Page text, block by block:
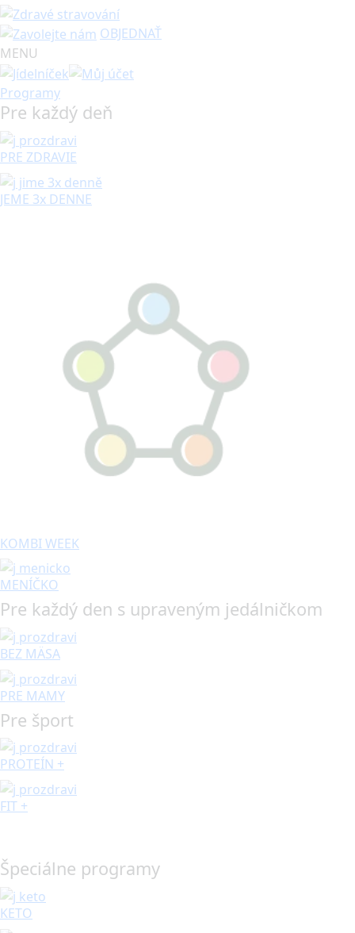
OBJEDNAŤ
MENU
Programy
Pre každý deň
PRE ZDRAVIE
JEME 3x DENNE
KOMBI WEEK
MENÍČKO
Pre každý den s upraveným jedálničkom
BEZ MÄSA
PRE MAMY
Pre šport
PROTEÍN +
FIT +
Špeciálne programy
KETO